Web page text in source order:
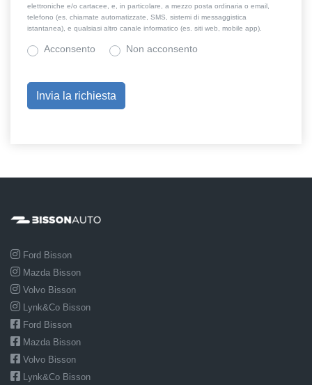
elettroniche e/o cartacee, e, in particolare, a mezzo posta ordinaria o email,
telefono (es. chiamate automatizzate, SMS, sistemi di messaggistica
istantanea), e qualsiasi altro canale informatico (es. siti web, mobile app).
Acconsento Non acconsento
Ford Bisson
Mazda Bisson
Volvo Bisson
Lynk&Co Bisson
Ford Bisson
Mazda Bisson
Volvo Bisson
Lynk&Co Bisson